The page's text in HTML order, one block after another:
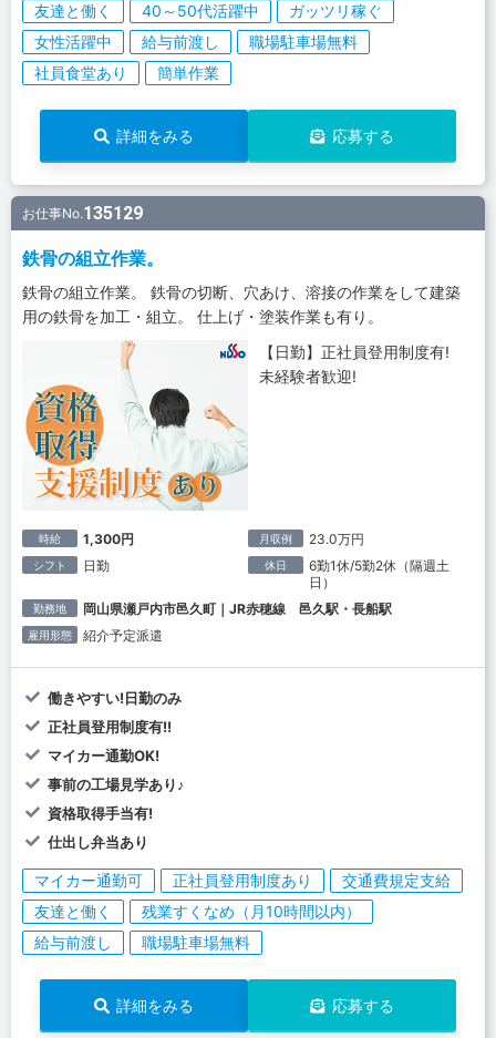
友達と働く
40～50代活躍中
ガッツリ稼ぐ
女性活躍中
給与前渡し
職場駐車場無料
社員食堂あり
簡単作業
詳細をみる 応募する
お仕事No.135129
鉄骨の組立作業。
鉄骨の組立作業。 鉄骨の切断、穴あけ、溶接の作業をして建築
用の鉄骨を加工・組立。 仕上げ・塗装作業も有り。
【日勤】正社員登用制度有!
未経験者歓迎!
時給 1,300円 月収例 23.0万円
シフト 日勤 休日
6勤1休/5勤2休（隔週土
日）
勤務地 岡山県瀬戸内市邑久町｜JR赤穂線 邑久駅・長船駅
雇用形態 紹介予定派遣
働きやすい!日勤のみ
正社員登用制度有!!
マイカー通勤OK!
事前の工場見学あり♪
資格取得手当有!
仕出し弁当あり
マイカー通勤可 正社員登用制度あり
交通費規定支給
友達と働く
残業すくなめ（月10時間以内）
給与前渡し
職場駐車場無料
詳細をみる 応募する